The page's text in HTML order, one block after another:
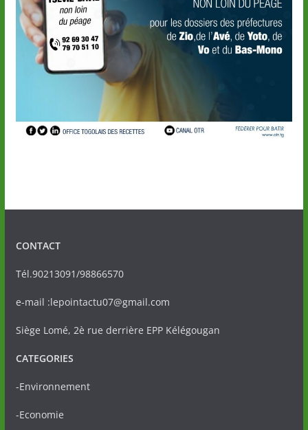
CONTACT
Tél.90213091/98866570
e-mail :lepointactu07@gmail.com
Siège Lomé, 2è rue derrière EPP Kélégougan
CATEGORIES
-Environnement
-Economie